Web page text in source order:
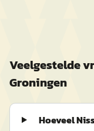
Veelgestelde
Groningen
Hoeveel